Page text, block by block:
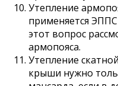
Утепление
применяется
этот вопрос
армопояса.
Утепление
крыши нужно